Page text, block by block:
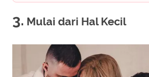
3. Mulai dari Hal Kecil